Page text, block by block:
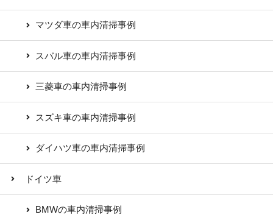
マツダ車の車内清掃事例
スバル車の車内清掃事例
三菱車の車内清掃事例
スズキ車の車内清掃事例
ダイハツ車の車内清掃事例
ドイツ車
BMWの車内清掃事例